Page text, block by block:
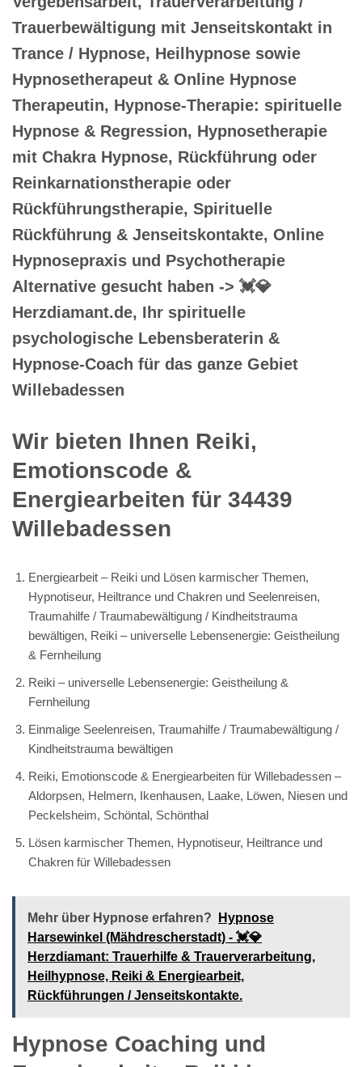
Trauerbewältigung mit Jenseitskontakt in
Trance / Hypnose, Heilhypnose sowie
Hypnosetherapeut & Online Hypnose
Therapeutin, Hypnose-Therapie: spirituelle
Hypnose & Regression, Hypnosetherapie
mit Chakra Hypnose, Rückführung oder
Reinkarnationstherapie oder
Rückführungstherapie, Spirituelle
Rückführung & Jenseitskontakte, Online
Hypnosepraxis und Psychotherapie
Alternative gesucht haben -> 💓️💎
Herzdiamant.de, Ihr spirituelle
psychologische Lebensberaterin &
Hypnose-Coach für das ganze Gebiet
Willebadessen
Wir bieten Ihnen Reiki,
Emotionscode &
Energiearbeiten für 34439
Willebadessen
Energiearbeit – Reiki und Lösen karmischer Themen,
Hypnotiseur, Heiltrance und Chakren und Seelenreisen,
Traumahilfe / Traumabewältigung / Kindheitstrauma
bewältigen, Reiki – universelle Lebensenergie: Geistheilung
& Fernheilung
Reiki – universelle Lebensenergie: Geistheilung &
Fernheilung
Einmalige Seelenreisen, Traumahilfe / Traumabewältigung /
Kindheitstrauma bewältigen
Reiki, Emotionscode & Energiearbeiten für Willebadessen –
Aldorpsen, Helmern, Ikenhausen, Laake, Löwen, Niesen und
Peckelsheim, Schöntal, Schönthal
Lösen karmischer Themen, Hypnotiseur, Heiltrance und
Chakren für Willebadessen
Mehr über Hypnose erfahren?
Hypnose
Harsewinkel (Mähdrescherstadt) - 💓️💎
Herzdiamant: Trauerhilfe & Trauerverarbeitung,
Heilhypnose, Reiki & Energiearbeit,
Rückführungen / Jenseitskontakte.
Hypnose Coaching und